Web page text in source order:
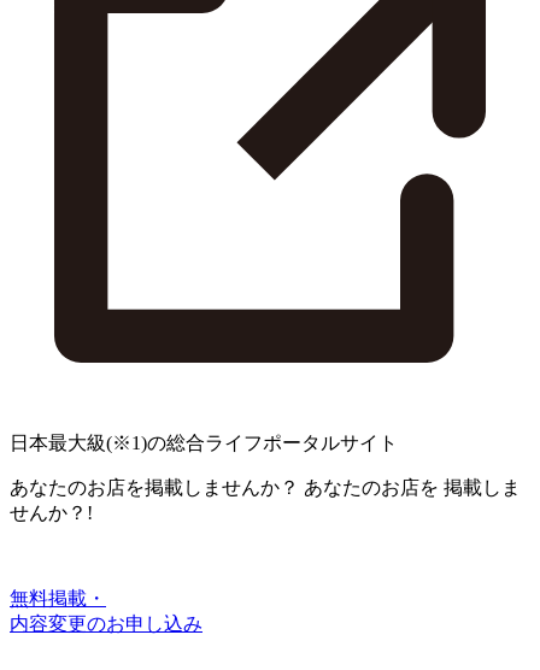
日本最大級(※1)の総合ライフポータルサイト
あなたのお店を掲載しませんか？ あなたのお店を 掲載しま
せんか？!
無料掲載・
内容変更のお申し込み